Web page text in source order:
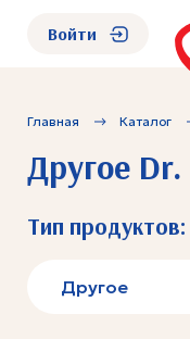
О нас
Войти
Главная Каталог
Другое
Тип продуктов:
Другое